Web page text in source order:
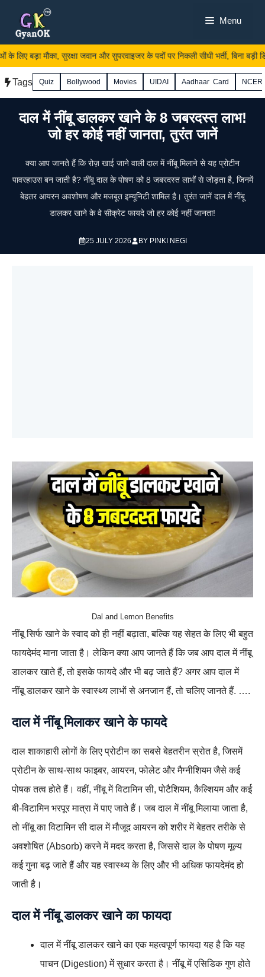
content
Menu
लिए बड़ा मौका, सुरक्षा जवान और सुपरवाइजर के पदों पर निकली सीधी भर्ती, बिना बड़ी
Tags Quiz Bollywood Movies UIDAI Aadhaar Card
दाल में नींबू डालकर खाने के 8 जबरदस्त लाभ!
जो हर कोई नहीं जानता, तुरंत जानें
क्या आप जानते हैं कि रोज़ खाई जाने वाली दाल में नींबू मिलाने से यह प्रोटीन
पावरहाउस बन जाती है? नींबू दाल के पोषण को 8 जबरदस्त लाभों से जोड़ता है, जिनमें
बेहतर आयरन अवशोषण और मजबूत इम्यूनिटी शामिल है। तुरंत जानें दाल में नींबू
डालकर खाने के वे सीक्रेट फायदे जो हर कोई नहीं जानता!
25 JULY 2026 BY PINKI NEGI
Dal and Lemon Benefits
नींबू सिर्फ खाने के स्वाद को ही नहीं बढ़ाता, बल्कि यह सेहत के लिए भी बहुत
फायदेमंद माना जाता है। लेकिन क्या आप जानते हैं कि जब आप दाल में नींबू
डालकर खाते हैं, तो इसके फायदे और भी बढ़ जाते हैं? अगर आप दाल में
नींबू डालकर खाने के स्वास्थ्य लाभों से अनजान हैं, तो चलिए जानते हैं. ….
दाल में नींबू मिलाकर खाने के फायदे
दाल शाकाहारी लोगों के लिए प्रोटीन का सबसे बेहतरीन स्रोत है, जिसमें
प्रोटीन के साथ-साथ फाइबर, आयरन, फोलेट और मैग्नीशियम जैसे कई
पोषक तत्व होते हैं। वहीं, नींबू में विटामिन सी, पोटैशियम, कैल्शियम और कई
बी-विटामिन भरपूर मात्रा में पाए जाते हैं। जब दाल में नींबू मिलाया जाता है,
तो नींबू का विटामिन सी दाल में मौजूद आयरन को शरीर में बेहतर तरीके से
अवशोषित (Absorb) करने में मदद करता है, जिससे दाल के पोषण मूल्य
कई गुना बढ़ जाते हैं और यह स्वास्थ्य के लिए और भी अधिक फायदेमंद हो
जाती है।
दाल में नींबू डालकर खाने का फायदा
दाल में नींबू डालकर खाने का एक महत्वपूर्ण फायदा यह है कि यह
पाचन (Digestion) में सुधार करता है। नींबू में एसिडिक गुण होते